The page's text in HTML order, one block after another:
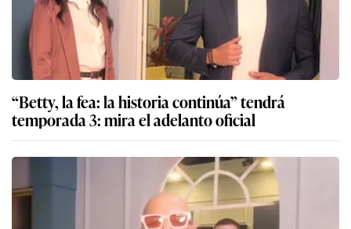
“Betty, la fea: la historia continúa” tendrá
temporada 3: mira el adelanto oficial